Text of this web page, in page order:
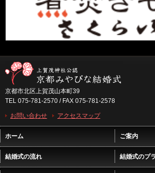
京都市北区上賀茂山本町39
TEL 075-781-2570 / FAX 075-781-2578
お問い合わせ アクセスマップ
ホーム ご案内
結婚式の流れ 結婚式のプ